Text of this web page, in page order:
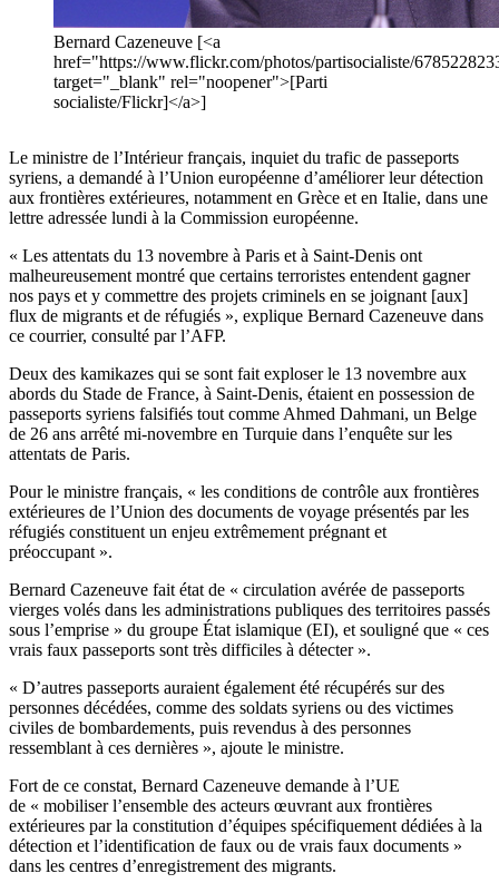
Bernard Cazeneuve [<a
href="https://www.flickr.com/photos/partisocialiste/
target="_blank" rel="noopener">[Parti
socialiste/Flickr]</a>]
Le ministre de l’Intérieur français, inquiet du trafic de passeports
syriens, a demandé à l’Union européenne d’améliorer leur détection
aux frontières extérieures, notamment en Grèce et en Italie, dans une
lettre adressée lundi à la Commission européenne.
« Les attentats du 13 novembre à Paris et à Saint-Denis ont
malheureusement montré que certains terroristes entendent gagner
nos pays et y commettre des projets criminels en se joignant [aux]
flux de migrants et de réfugiés », explique Bernard Cazeneuve dans
ce courrier, consulté par l’AFP.
Deux des kamikazes qui se sont fait exploser le 13 novembre aux
abords du Stade de France, à Saint-Denis, étaient en possession de
passeports syriens falsifiés tout comme Ahmed Dahmani, un Belge
de 26 ans arrêté mi-novembre en Turquie dans l’enquête sur les
attentats de Paris.
Pour le ministre français, « les conditions de contrôle aux frontières
extérieures de l’Union des documents de voyage présentés par les
réfugiés constituent un enjeu extrêmement prégnant et
préoccupant ».
Bernard Cazeneuve fait état de « circulation avérée de passeports
vierges volés dans les administrations publiques des territoires passés
sous l’emprise » du groupe État islamique (EI), et souligné que « ces
vrais faux passeports sont très difficiles à détecter ».
« D’autres passeports auraient également été récupérés sur des
personnes décédées, comme des soldats syriens ou des victimes
civiles de bombardements, puis revendus à des personnes
ressemblant à ces dernières », ajoute le ministre.
Fort de ce constat, Bernard Cazeneuve demande à l’UE
de « mobiliser l’ensemble des acteurs œuvrant aux frontières
extérieures par la constitution d’équipes spécifiquement dédiées à la
détection et l’identification de faux ou de vrais faux documents »
dans les centres d’enregistrement des migrants.